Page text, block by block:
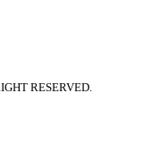
RESERVED.